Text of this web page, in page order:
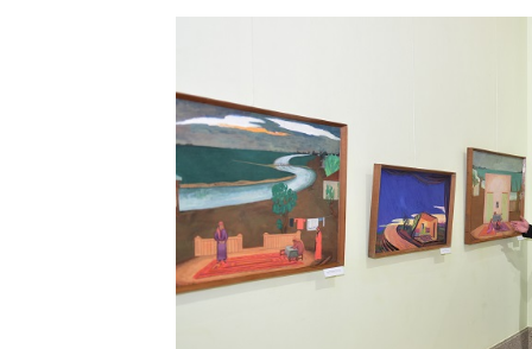
Культура
Наука
Спорт